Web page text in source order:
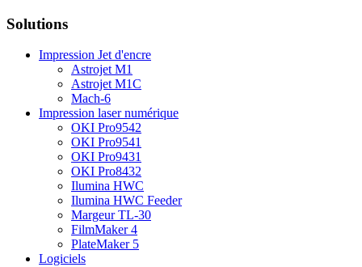
Solutions
Impression Jet d'encre
Astrojet M1
Astrojet M1C
Mach-6
Impression laser numérique
OKI Pro9542
OKI Pro9541
OKI Pro9431
OKI Pro8432
Ilumina HWC
Ilumina HWC Feeder
Margeur TL-30
FilmMaker 4
PlateMaker 5
Logiciels